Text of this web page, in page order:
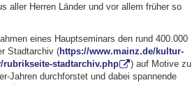
aller Herren Länder und vor allem früher so
eines Hauptseminars den rund 400.000
Stadtarchiv (https://www.mainz.de/kultur-
stadtarchiv.php
) auf Motive zu
Jahren durchforstet und dabei spannende